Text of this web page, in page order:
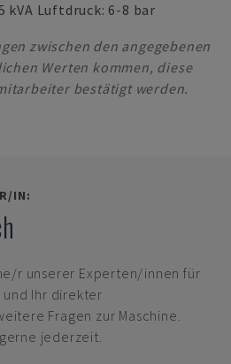
Luftdruck: 6-8 bar
zwischen den angegebenen
Werten kommen, diese
bestätigt werden.
IN:
r unserer Experten/innen für
Ihr direkter
Fragen zur Maschine.
jederzeit.